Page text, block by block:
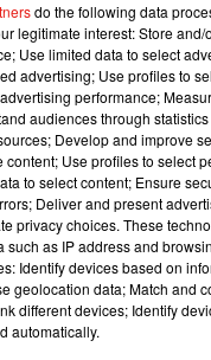
de participants.
du vaccin et de
large et durable contre
les premiers
un tournant dans
Plutôt que de
les scientifiques
d'anticiper les
do the following data
legitimate interest: Store and/
Use limited data to select
advertising; Use profiles to
performance;
audiences through
Develop and improve
Use profiles to select
to select content; Ensure
Deliver and present
privacy choices. These
such as IP address and
Identify devices based on
geolocation data; Match and
different devices; Identify
automatically.